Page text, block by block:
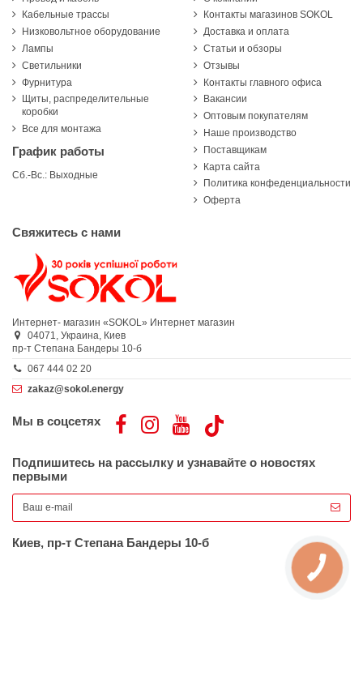
Кабельные трассы
Низковольтное оборудование
Лампы
Светильники
Фурнитура
Щиты, распределительные
коробки
Все для монтажа
График работы
Сб.-Вс.: Выходные
Контакты магазинов SOKOL
Доставка и оплата
Статьи и обзоры
Отзывы
Контакты главного офиса
Вакансии
Оптовым покупателям
Наше производство
Поставщикам
Карта сайта
Политика конфеденциальности
Оферта
Свяжитесь с нами
Интернет- магазин «SOKOL» Интернет магазин
04071, Украина, Киев
пр-т Степана Бандеры 10-б
067 444 02 20
zakaz@sokol.energy
Мы в соцсетях
Подпишитесь на рассылку и узнавайте о новостях
первыми
Киев, пр-т Степана Бандеры 10-б